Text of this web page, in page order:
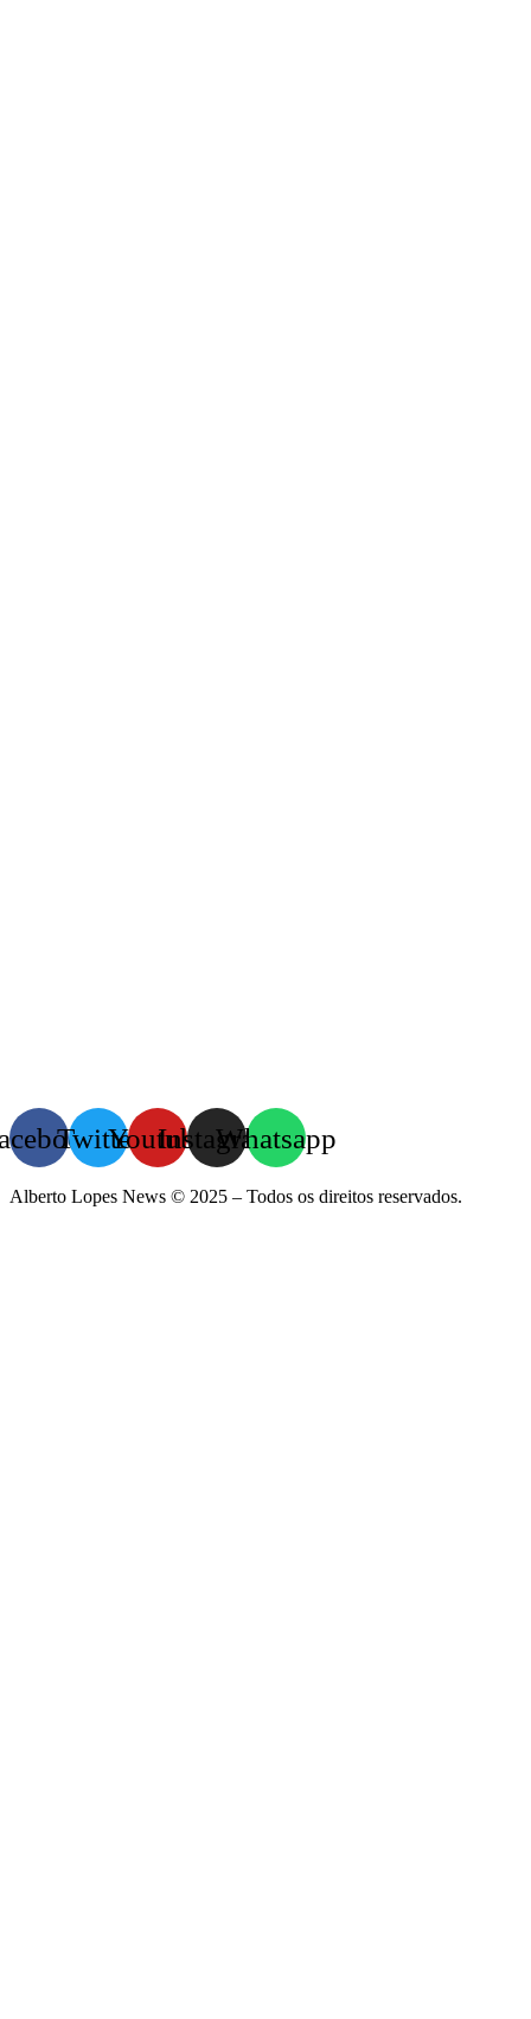
TwitterYoutubeInstagramWhatsapp
Alberto Lopes News © 2025 – Todos os direitos reservados.